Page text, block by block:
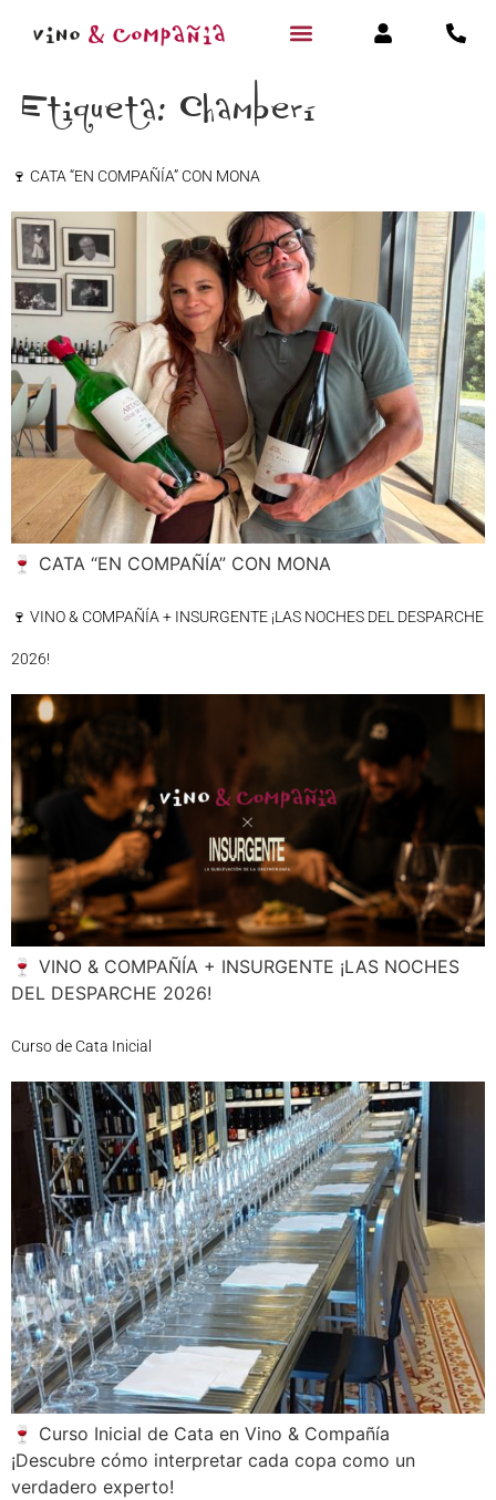
Etiqueta: Chamberí
🍷 CATA “EN COMPAÑÍA” CON MONA
🍷 CATA “EN COMPAÑÍA” CON MONA
🍷 VINO & COMPAÑÍA + INSURGENTE ¡LAS NOCHES DEL DESPARCHE
2026!
🍷 VINO & COMPAÑÍA + INSURGENTE ¡LAS NOCHES
DEL DESPARCHE 2026!
Curso de Cata Inicial
🍷 Curso Inicial de Cata en Vino & Compañía
¡Descubre cómo interpretar cada copa como un
verdadero experto!